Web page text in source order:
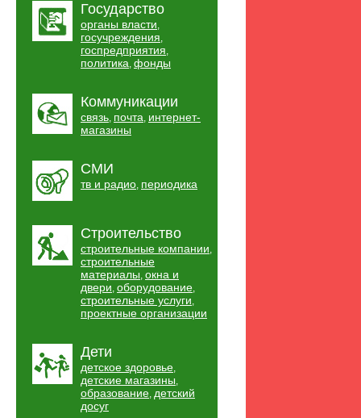
Государство
органы власти,
госучреждения,
госпредприятия,
политика, фонды
Коммуникации
связь, почта, интернет-
магазины
СМИ
тв и радио, периодика
Строительство
строительные компании,
строительные
материалы, окна и
двери, оборудование,
строительные услуги,
проектные организации
Дети
детское здоровье,
детские магазины,
образование, детский
досуг